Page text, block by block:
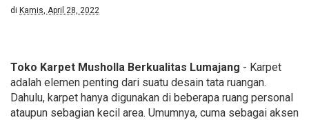
di Kamis, April 28, 2022
Toko Karpet Musholla Berkualitas Lumajang - Karpet
adalah elemen penting dari suatu desain tata ruangan.
Dahulu, karpet hanya digunakan di beberapa ruang personal
ataupun sebagian kecil area. Umumnya, cuma sebagai aksen